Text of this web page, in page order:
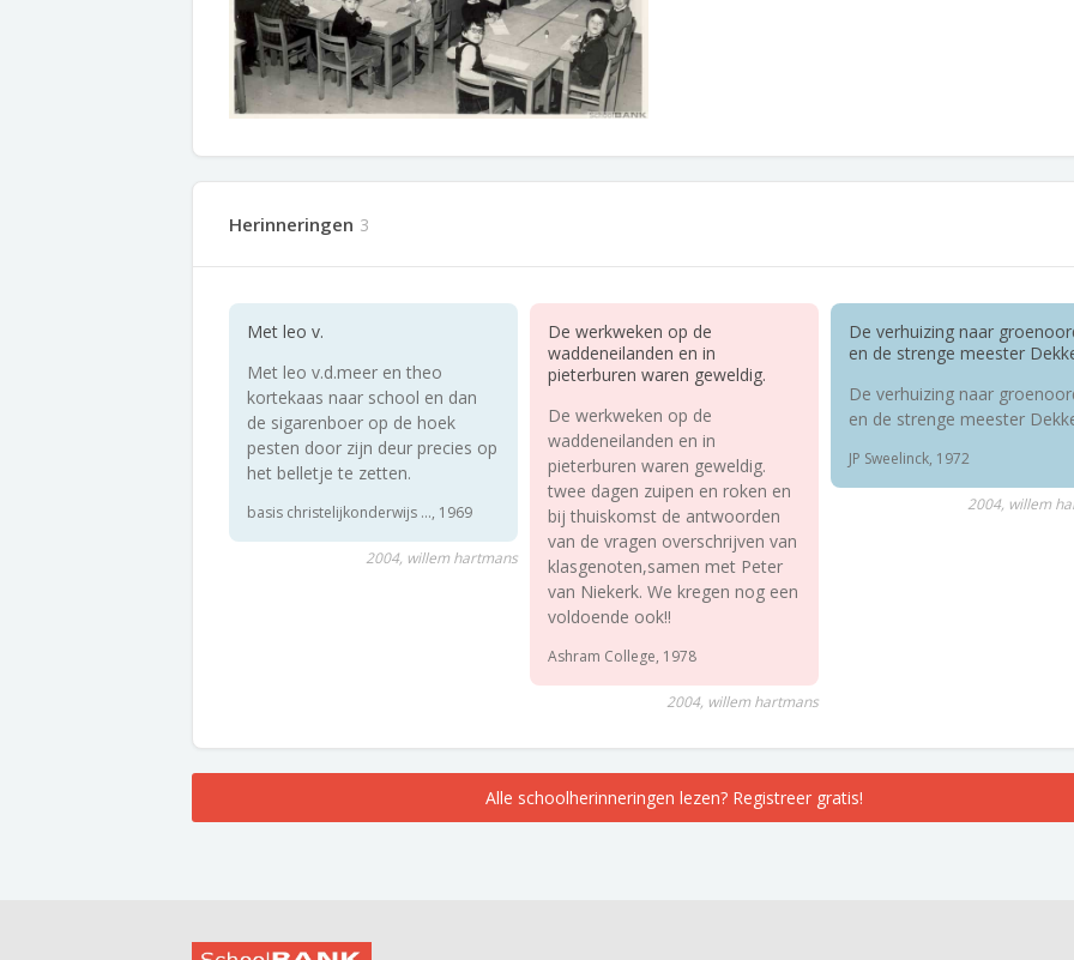
Herinneringen 3
Met leo v.
Met leo v.d.meer en theo
kortekaas naar school en dan
de sigarenboer op de hoek
pesten door zijn deur precies op
het belletje te zetten.
basis christelijkonderwijs ..., 1969
2004, willem hartmans
De werkweken op de
waddeneilanden en in
pieterburen waren geweldig.
De werkweken op de
waddeneilanden en in
pieterburen waren geweldig.
twee dagen zuipen en roken en
bij thuiskomst de antwoorden
van de vragen overschrijven van
klasgenoten,samen met Peter
van Niekerk. We kregen nog een
voldoende ook!!
Ashram College, 1978
2004, willem hartmans
De verhuizing naar
en de strenge meester
De verhuizing naar
en de strenge meester
JP Sweelinck, 1972
2004, willem
Alle schoolherinneringen lezen? Registreer gratis!